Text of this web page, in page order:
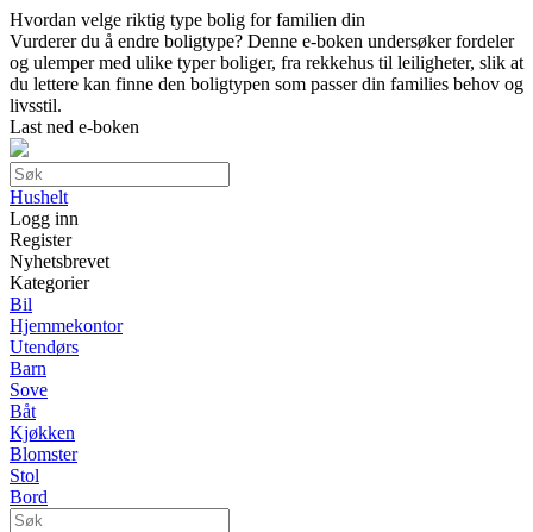
Hvordan velge riktig type bolig for familien din
Vurderer du å endre boligtype? Denne e-boken undersøker fordeler
og ulemper med ulike typer boliger, fra rekkehus til leiligheter, slik at
du lettere kan finne den boligtypen som passer din families behov og
livsstil.
Last ned e-boken
Hushelt
Logg inn
Register
Nyhetsbrevet
Kategorier
Bil
Hjemmekontor
Utendørs
Barn
Sove
Båt
Kjøkken
Blomster
Stol
Bord